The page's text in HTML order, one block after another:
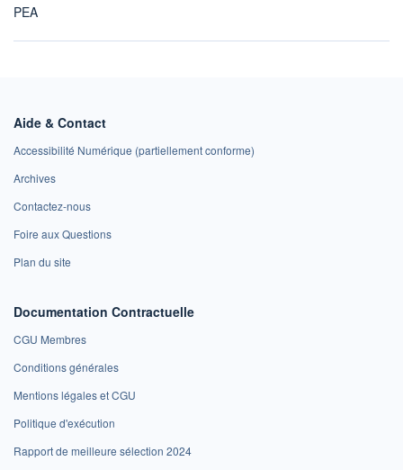
PEA
Aide & Contact
Accessibilité Numérique (partiellement conforme)
Archives
Contactez-nous
Foire aux Questions
Plan du site
Documentation Contractuelle
CGU Membres
Conditions générales
Mentions légales et CGU
Politique d'exécution
Rapport de meilleure sélection 2024